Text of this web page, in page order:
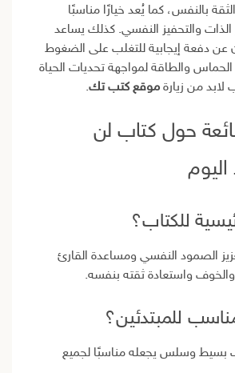
بالنفس، كما يُعد خيارًا مناسبًا
والتحفيز النفسي. كذلك يساعد
عن دفعة إيجابية للتغلب على الضغوط
والطاقة لمواجهة تحديات الحياة
لابد من زيارة موقع كتب تك.
حول كتاب لن
للكتاب؟
الصمود النفسي ومساعدة القارئ
واستعادة ثقته بنفسه.
للمبتدئين؟
بسيط وسلس يجعله مناسبًا لجميع